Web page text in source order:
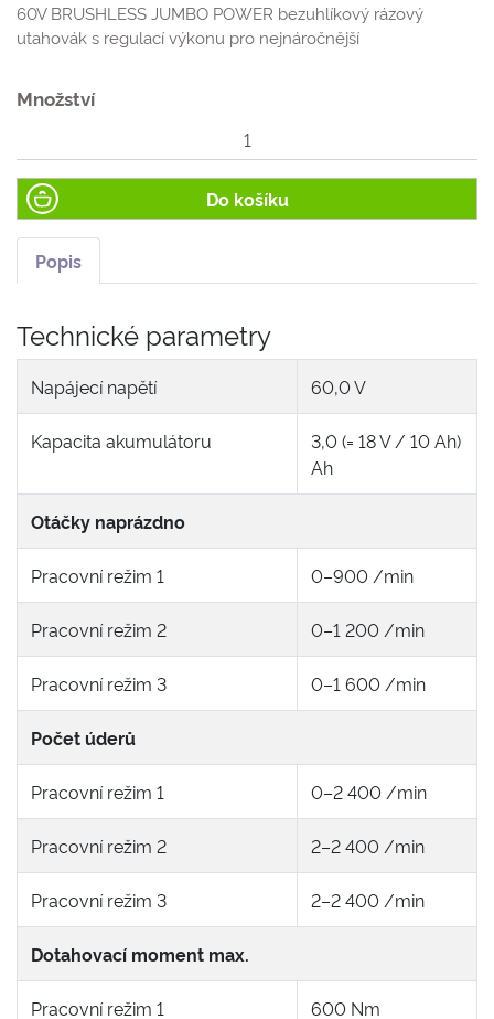
60V BRUSHLESS JUMBO POWER bezuhlíkový rázový
utahovák s regulací výkonu pro nejnáročnější
Množství
Do košíku
Popis
Technické parametry
Napájecí napětí 60,0 V
Kapacita akumulátoru
3,0 (= 18 V / 10 Ah)
Ah
Otáčky naprázdno
Pracovní režim 1 0–900 /min
Pracovní režim 2 0–1 200 /min
Pracovní režim 3 0–1 600 /min
Počet úderů
Pracovní režim 1 0–2 400 /min
Pracovní režim 2 2–2 400 /min
Pracovní režim 3 2–2 400 /min
Dotahovací moment max.
Pracovní režim 1 600 Nm